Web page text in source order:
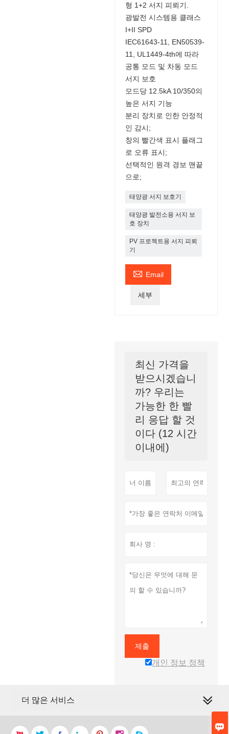

형 1+2 서지 피뢰기.
광발전 시스템용 클래스
I+II SPD
IEC61643-11, EN50539-
11, UL1449-4th에 따라
공통 모드 및 차동 모드
서지 보호
모드당 12.5kA 10/350의
높은 서지 기능
분리 장치로 인한 안정적
인 감시;
창의 빨간색 표시 플래그
로 오류 표시;
선택적인 원격 경보 맨끝
으로;
태양광 서지 보호기
태양광 발전소용 서지 보
호 장치
PV 프로젝트용 서지 피뢰
기
 Email
세부
최신 가격을
받으시겠습니
까? 우리는
가능한 한 빨
리 응답 할 것
이다 (12 시간
이내에)
제출
개인 정보 정책
더 많은 서비스